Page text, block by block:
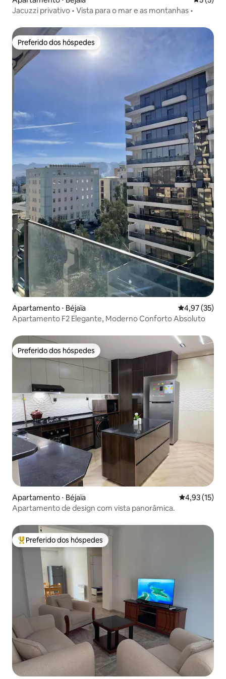
Jacuzzi privativo • Vista para o mar e as montanhas •
Preferido dos hóspedes
Preferido dos hóspedes
Apartamento ⋅ Béjaïa 4,97 de uma
4,97 (35)
Apartamento F2 Elegante, Moderno Conforto Absoluto
Preferido dos hóspedes
Preferido dos hóspedes
Apartamento ⋅ Béjaïa 4,93 de uma
4,93 (15)
Apartamento de design com vista panorâmica.
Entre os melhores preferidos dos hóspedes
Preferido dos hóspedes